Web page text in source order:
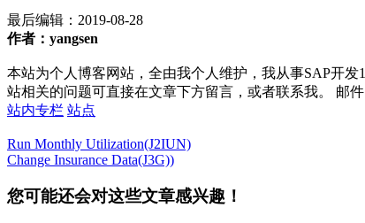
最后编辑： 2019-08-28
作者：yangsen
本站为个人博客网站，全由我个人维护，我从事SAP开
站相关的问题可直接在文章下方留言，或者联系我。 邮件
站内专栏 站点
Run Monthly Utilization(J2IUN)
Change Insurance Data(J3G))
您可能还会对这些文章感兴趣！